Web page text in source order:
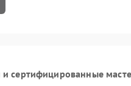
сертифицированные